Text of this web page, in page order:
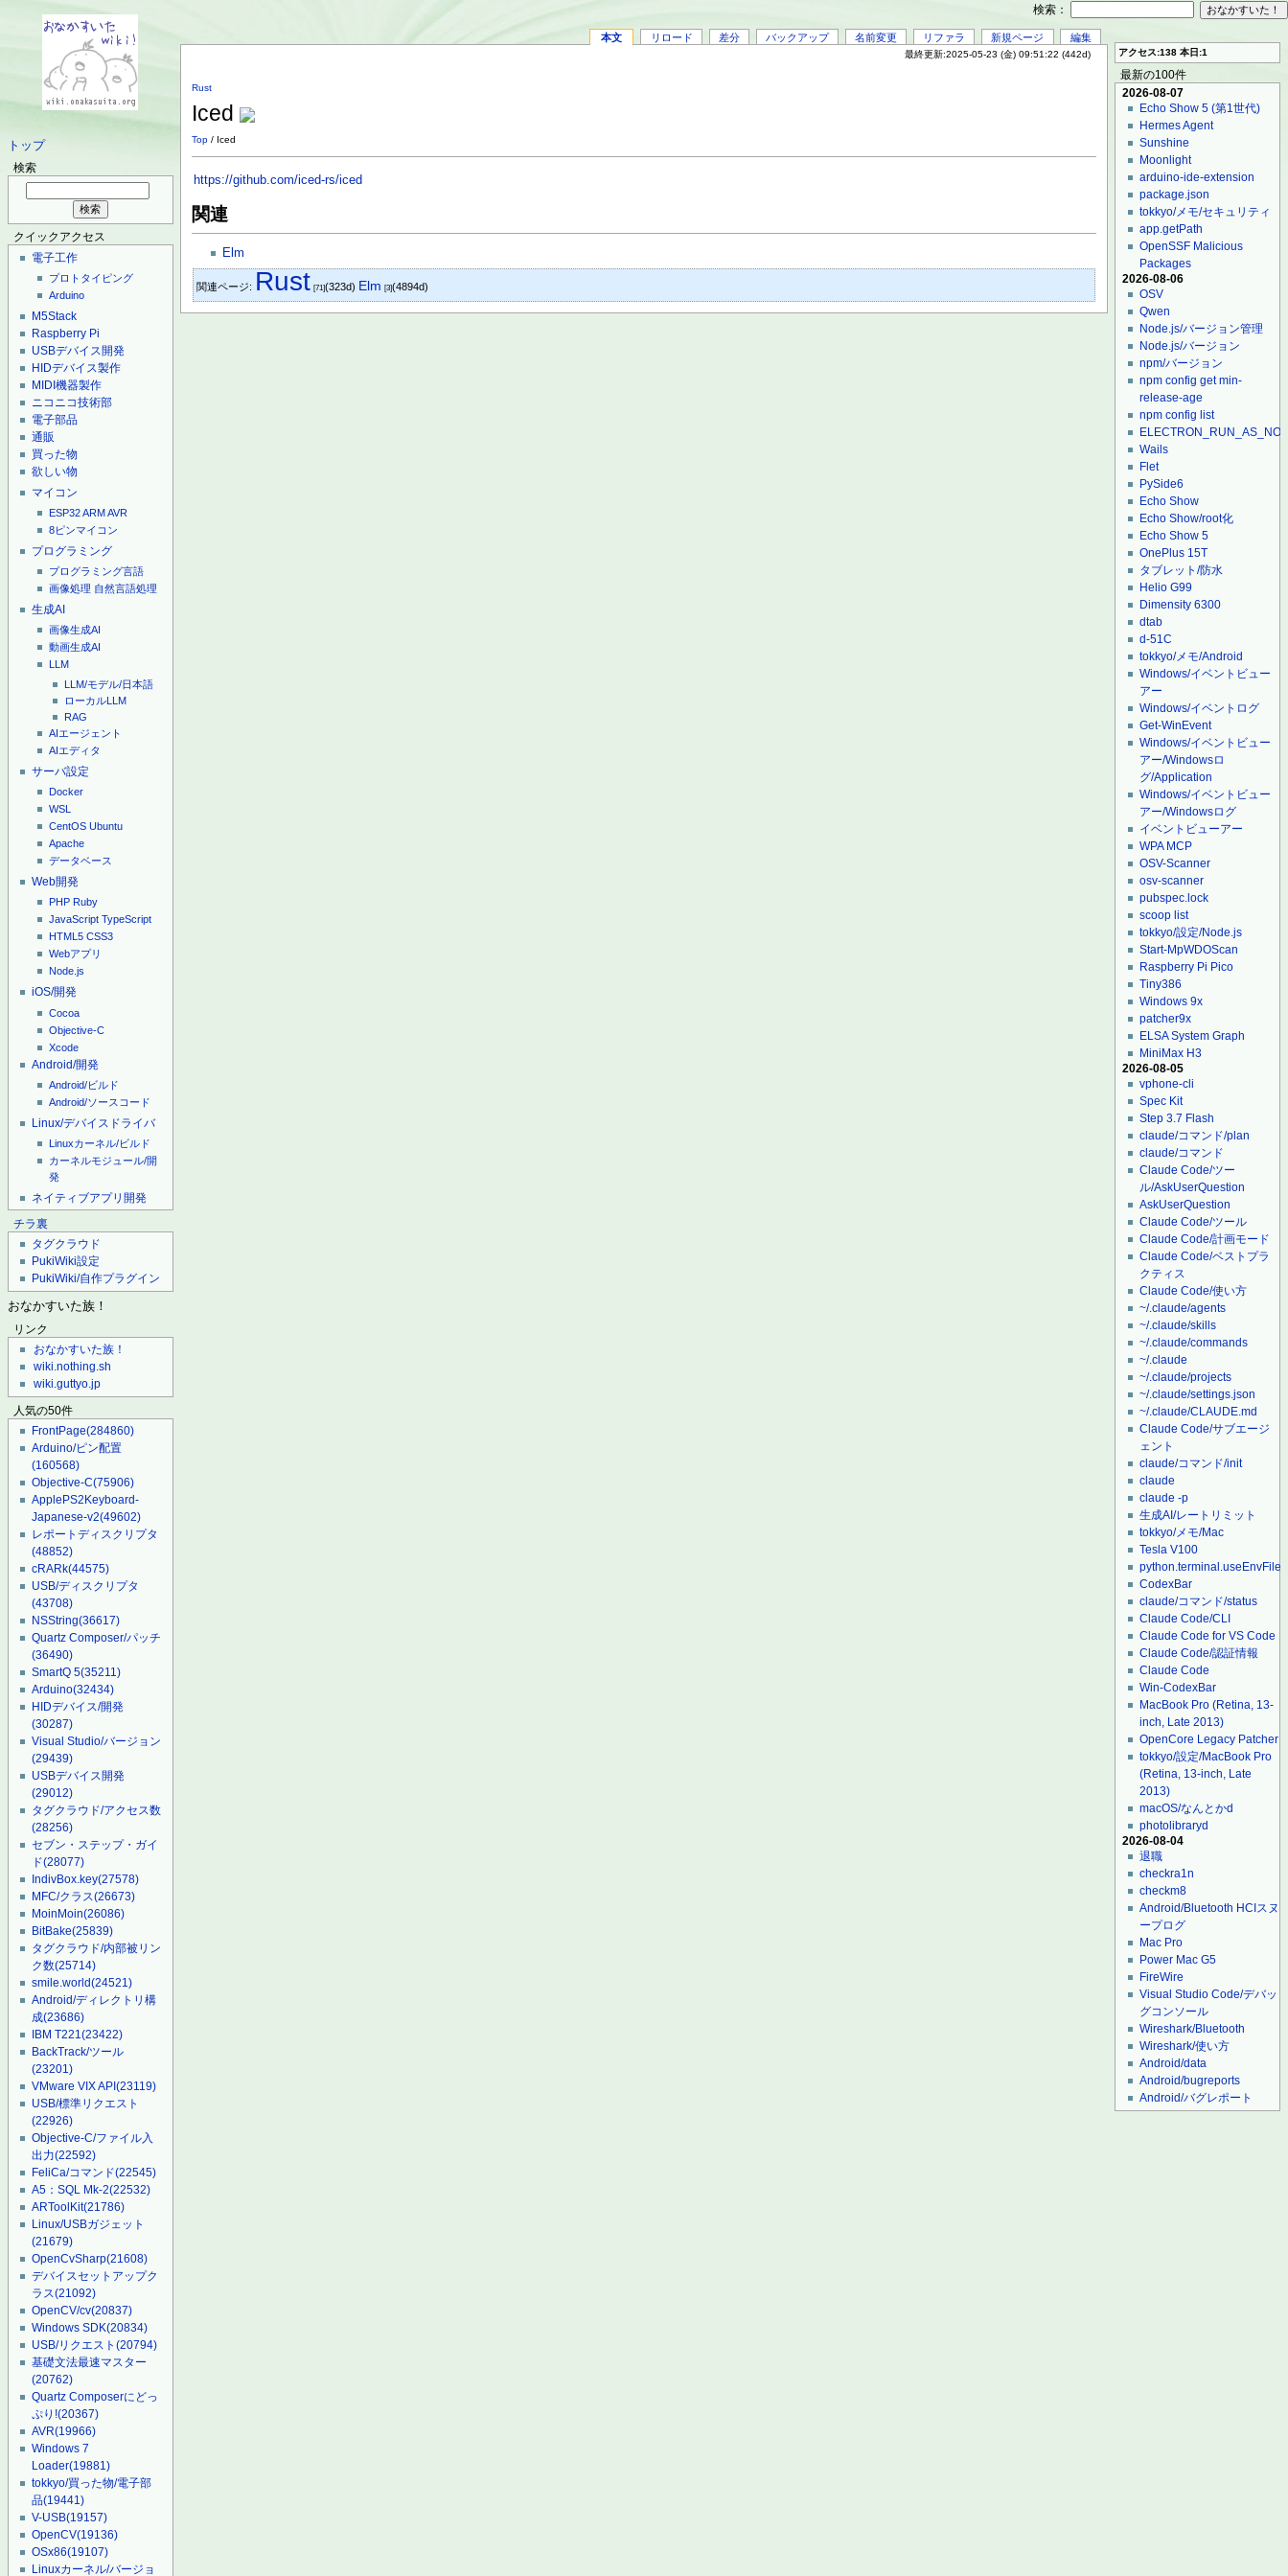
トップ
検索
クイックアクセス
電子工作
プロトタイピング
Arduino
M5Stack
Raspberry Pi
USBデバイス開発
HIDデバイス製作
MIDI機器製作
ニコニコ技術部
電子部品
通販
買った物
欲しい物
マイコン
ESP32ARMAVR
8ピンマイコン
プログラミング
プログラミング言語
画像処理 自然言語処理
生成AI
画像生成AI
動画生成AI
LLM
LLM/モデル/日本語
ローカルLLM
RAG
AIエージェント
AIエディタ
サーバ設定
Docker
WSL
CentOS Ubuntu
Apache
データベース
Web開発
PHP Ruby
JavaScript TypeScript
HTML5 CSS3
Webアプリ
Node.js
iOS/開発
Cocoa
Objective-C
Xcode
Android/開発
Android/ビルド
Android/ソースコード
Linux/デバイスドライバ
Linuxカーネル/ビルド
カーネルモジュール/開
発
ネイティブアプリ開発
チラ裏
タグクラウド
PukiWiki設定
PukiWiki/自作プラグイン
おなかすいた族！
リンク
おなかすいた族！
wiki.nothing.sh
wiki.guttyo.jp
人気の50件
FrontPage(284860)
Arduino/ピン配置
(160568)
Objective-C(75906)
ApplePS2Keyboard-
Japanese-v2(49602)
レポートディスクリプタ
(48852)
cRARk(44575)
USB/ディスクリプタ
(43708)
NSString(36617)
Quartz Composer/パッチ
(36490)
SmartQ 5(35211)
Arduino(32434)
HIDデバイス/開発
(30287)
Visual Studio/バージョン
(29439)
USBデバイス開発
(29012)
タグクラウド/アクセス数
(28256)
セブン・ステップ・ガイ
ド(28077)
IndivBox.key(27578)
MFC/クラス(26673)
MoinMoin(26086)
BitBake(25839)
タグクラウド/内部被リン
ク数(25714)
smile.world(24521)
Android/ディレクトリ構
成(23686)
IBM T221(23422)
BackTrack/ツール
(23201)
VMware VIX API(23119)
USB/標準リクエスト
(22926)
Objective-C/ファイル入
出力(22592)
FeliCa/コマンド(22545)
A5：SQL Mk-2(22532)
ARToolKit(21786)
Linux/USBガジェット
(21679)
OpenCvSharp(21608)
デバイスセットアップク
ラス(21092)
OpenCV/cv(20837)
Windows SDK(20834)
USB/リクエスト(20794)
基礎文法最速マスター
(20762)
Quartz Composerにどっ
ぷり!(20367)
AVR(19966)
Windows 7
Loader(19881)
tokkyo/買った物/電子部
品(19441)
V-USB(19157)
OpenCV(19136)
OSx86(19107)
Linuxカーネル/バージョ
本文 リロード 差分 バックアップ 名前変更 リファラ 新規ページ 編集
最終更新:2025-05-23 (金) 09:51:22 (442d)
Rust
Iced
Top / Iced
https://github.com/iced-rs/iced
関連
Elm
関連ページ: Rust [71](323d) Elm [3](4894d)
アクセス:138 本日:1
最新の100件
2026-08-07
Echo Show 5 (第1世代)
Hermes Agent
Sunshine
Moonlight
arduino-ide-extension
package.json
tokkyo/メモ/セキュリティ
app.getPath
OpenSSF Malicious
Packages
2026-08-06
OSV
Qwen
Node.js/バージョン管理
Node.js/バージョン
npm/バージョン
npm config get min-
release-age
npm config list
Wails
Flet
PySide6
Echo Show
Echo Show/root化
Echo Show 5
OnePlus 15T
タブレット/防水
Helio G99
Dimensity 6300
dtab
d-51C
tokkyo/メモ/Android
Windows/イベントビュー
アー
Windows/イベントログ
Get-WinEvent
Windows/イベントビュー
アー/Windowsロ
グ/Application
Windows/イベントビュー
アー/Windowsログ
イベントビューアー
WPA MCP
OSV-Scanner
osv-scanner
pubspec.lock
scoop list
tokkyo/設定/Node.js
Start-MpWDOScan
Raspberry Pi Pico
Tiny386
Windows 9x
patcher9x
ELSA System Graph
MiniMax H3
2026-08-05
vphone-cli
Spec Kit
Step 3.7 Flash
claude/コマンド/plan
claude/コマンド
Claude Code/ツー
ル/AskUserQuestion
AskUserQuestion
Claude Code/ツール
Claude Code/計画モード
Claude Code/ベストプラ
クティス
Claude Code/使い方
~/.claude/agents
~/.claude/skills
~/.claude/commands
~/.claude
~/.claude/projects
~/.claude/settings.json
~/.claude/CLAUDE.md
Claude Code/サブエージ
ェント
claude/コマンド/init
claude
claude -p
生成AI/レートリミット
tokkyo/メモ/Mac
Tesla V100
python.terminal.useEnvFile
CodexBar
claude/コマンド/status
Claude Code/CLI
Claude Code for VS Code
Claude Code/認証情報
Claude Code
Win-CodexBar
MacBook Pro (Retina, 13-
inch, Late 2013)
OpenCore Legacy Patcher
tokkyo/設定/MacBook Pro
(Retina, 13-inch, Late
2013)
macOS/なんとかd
photolibraryd
2026-08-04
退職
checkra1n
checkm8
Android/Bluetooth HCIスヌ
ープログ
Mac Pro
Power Mac G5
FireWire
Visual Studio Code/デバッ
グコンソール
Wireshark/Bluetooth
Wireshark/使い方
Android/data
Android/bugreports
Android/バグレポート
検索：